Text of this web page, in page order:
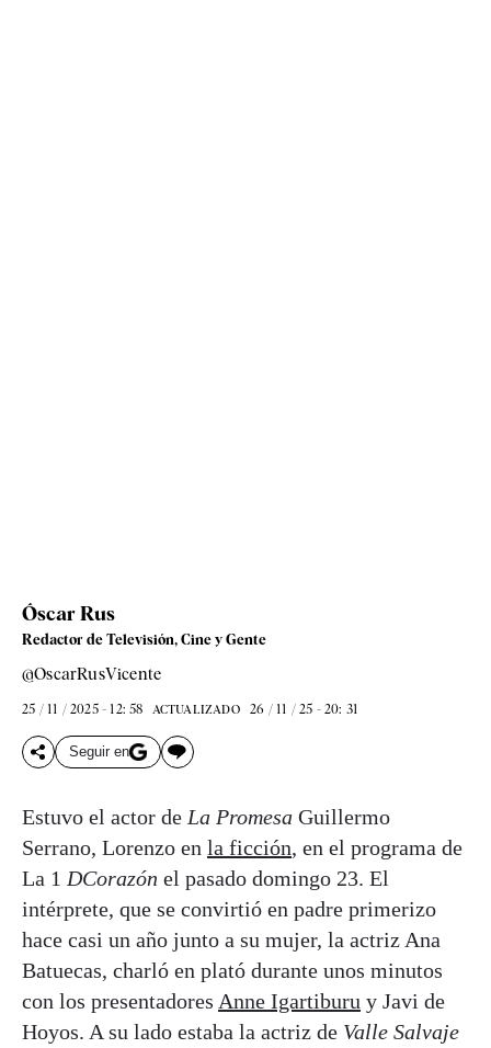
Óscar Rus
Redactor de Televisión, Cine y Gente
@OscarRusVicente
25 / 11 / 2025 - 12: 58 ACTUALIZADO 26 / 11 / 25 - 20: 31
Seguir en
Estuvo el actor de La Promesa Guillermo
Serrano, Lorenzo en la ficción, en el programa de
La 1 DCorazón el pasado domingo 23. El
intérprete, que se convirtió en padre primerizo
hace casi un año junto a su mujer, la actriz Ana
Batuecas, charló en plató durante unos minutos
con los presentadores Anne Igartiburu y Javi de
Hoyos. A su lado estaba la actriz de Valle Salvaje